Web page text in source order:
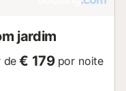
jardim
de € 179 por noite